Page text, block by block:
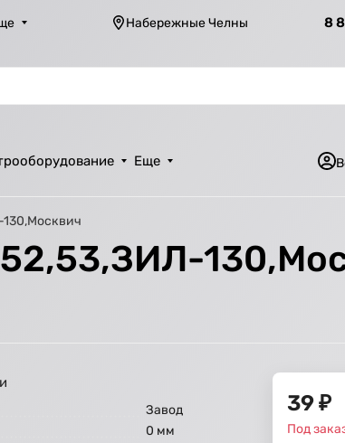
Набережные Челны 8
Еще
Завод
0 мм
39₽
Под